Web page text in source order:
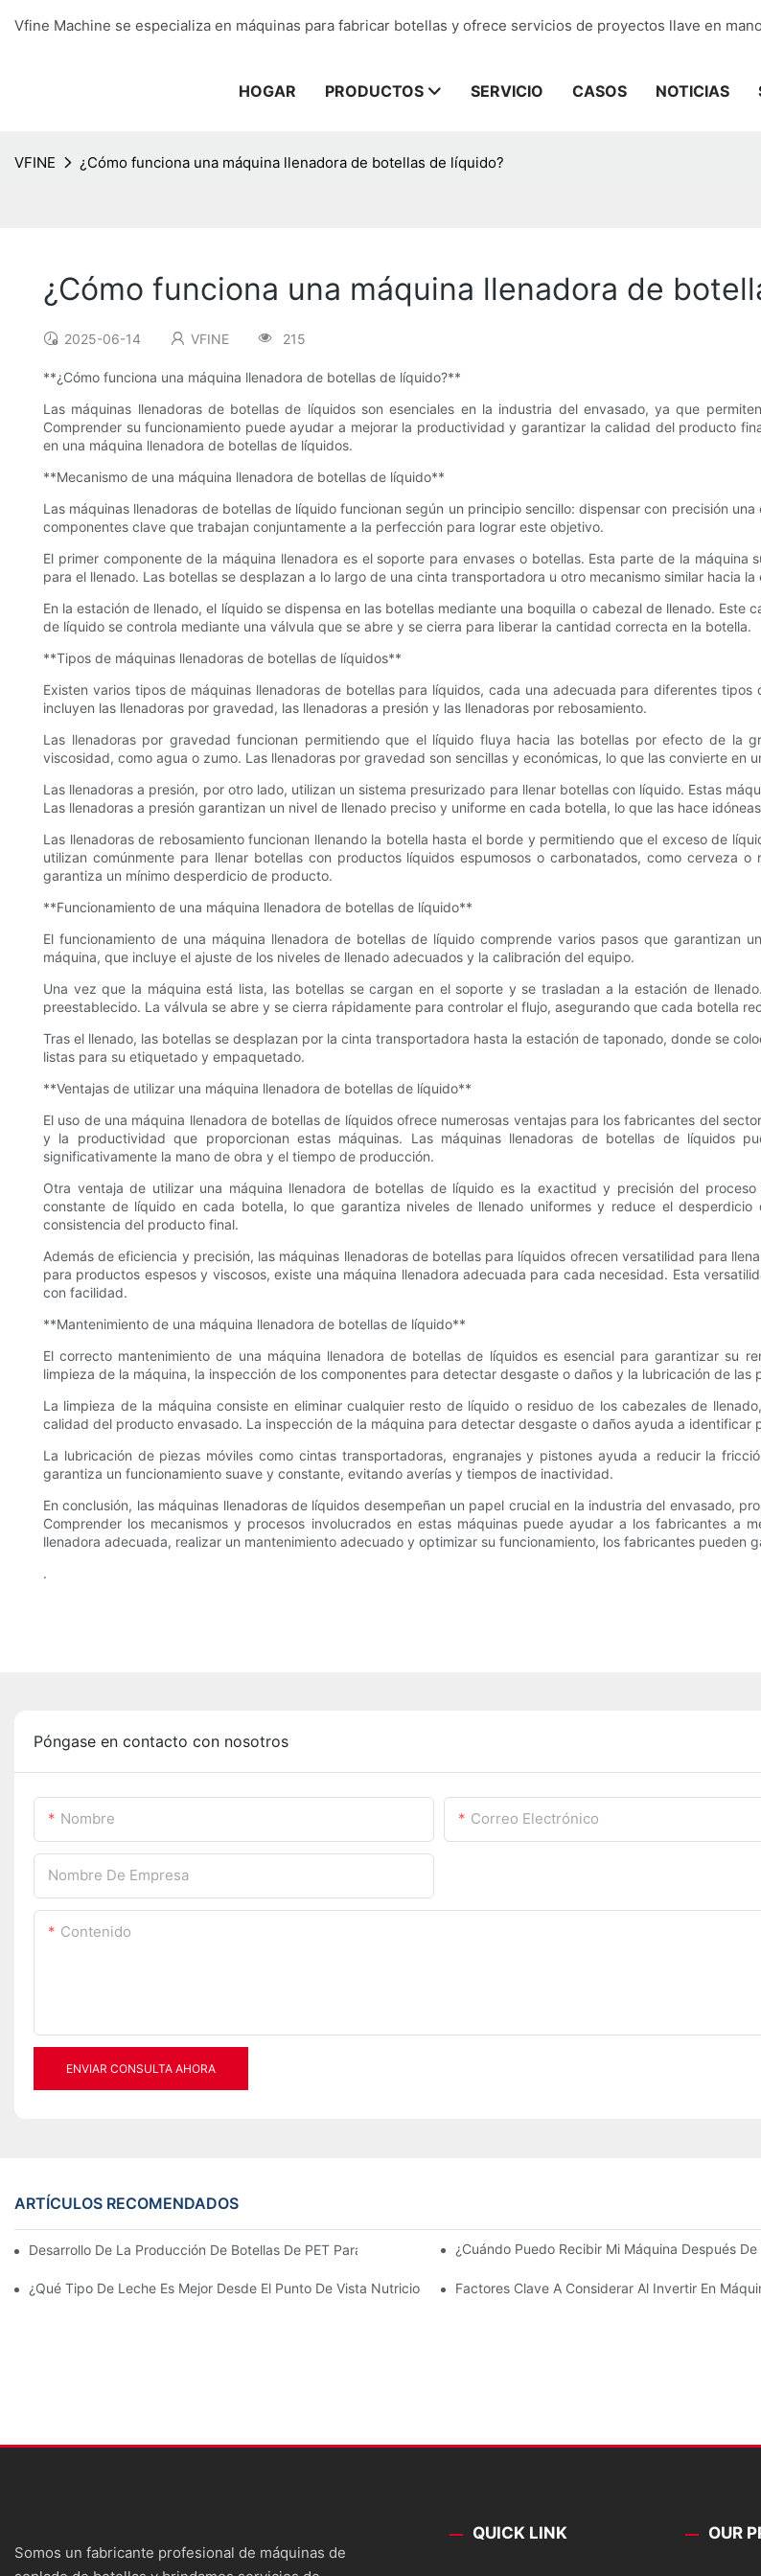
Vfine Machine se especializa en máquinas para fabricar botellas y ofrece servicios de proyectos llave en
HOGAR PRODUCTOS SERVICIO CASOS NOTICIAS
VFINE ¿Cómo funciona una máquina llenadora de botellas de líquido?
¿Cómo funciona una máquina llenadora de
2025-06-14 VFINE 215
**¿Cómo funciona una máquina llenadora de botellas de líquido?**
Las máquinas llenadoras de botellas de líquidos son esenciales en la industria del envasado, ya que
Comprender su funcionamiento puede ayudar a mejorar la productividad y garantizar la calidad del producto
en una máquina llenadora de botellas de líquidos.
**Mecanismo de una máquina llenadora de botellas de líquido**
Las máquinas llenadoras de botellas de líquido funcionan según un principio sencillo: dispensar con precisión
componentes clave que trabajan conjuntamente a la perfección para lograr este objetivo.
El primer componente de la máquina llenadora es el soporte para envases o botellas. Esta parte de la
para el llenado. Las botellas se desplazan a lo largo de una cinta transportadora u otro mecanismo similar hacia la
En la estación de llenado, el líquido se dispensa en las botellas mediante una boquilla o cabezal de llenado.
de líquido se controla mediante una válvula que se abre y se cierra para liberar la cantidad correcta en la botella.
**Tipos de máquinas llenadoras de botellas de líquidos**
Existen varios tipos de máquinas llenadoras de botellas para líquidos, cada una adecuada para diferentes
incluyen las llenadoras por gravedad, las llenadoras a presión y las llenadoras por rebosamiento.
Las llenadoras por gravedad funcionan permitiendo que el líquido fluya hacia las botellas por efecto de la
viscosidad, como agua o zumo. Las llenadoras por gravedad son sencillas y económicas, lo que las convierte en
Las llenadoras a presión, por otro lado, utilizan un sistema presurizado para llenar botellas con líquido. Estas
Las llenadoras a presión garantizan un nivel de llenado preciso y uniforme en cada botella, lo que las hace
Las llenadoras de rebosamiento funcionan llenando la botella hasta el borde y permitiendo que el exceso de
utilizan comúnmente para llenar botellas con productos líquidos espumosos o carbonatados, como cerveza
garantiza un mínimo desperdicio de producto.
**Funcionamiento de una máquina llenadora de botellas de líquido**
El funcionamiento de una máquina llenadora de botellas de líquido comprende varios pasos que garantizan
máquina, que incluye el ajuste de los niveles de llenado adecuados y la calibración del equipo.
Una vez que la máquina está lista, las botellas se cargan en el soporte y se trasladan a la estación de
preestablecido. La válvula se abre y se cierra rápidamente para controlar el flujo, asegurando que cada botella
Tras el llenado, las botellas se desplazan por la cinta transportadora hasta la estación de taponado, donde se
listas para su etiquetado y empaquetado.
**Ventajas de utilizar una máquina llenadora de botellas de líquido**
El uso de una máquina llenadora de botellas de líquidos ofrece numerosas ventajas para los fabricantes del
y la productividad que proporcionan estas máquinas. Las máquinas llenadoras de botellas de líquidos
significativamente la mano de obra y el tiempo de producción.
Otra ventaja de utilizar una máquina llenadora de botellas de líquido es la exactitud y precisión del
constante de líquido en cada botella, lo que garantiza niveles de llenado uniformes y reduce el
consistencia del producto final.
Además de eficiencia y precisión, las máquinas llenadoras de botellas para líquidos ofrecen versatilidad para
para productos espesos y viscosos, existe una máquina llenadora adecuada para cada necesidad. Esta
con facilidad.
**Mantenimiento de una máquina llenadora de botellas de líquido**
El correcto mantenimiento de una máquina llenadora de botellas de líquidos es esencial para garantizar su
limpieza de la máquina, la inspección de los componentes para detectar desgaste o daños y la lubricación de las
La limpieza de la máquina consiste en eliminar cualquier resto de líquido o residuo de los cabezales de
calidad del producto envasado. La inspección de la máquina para detectar desgaste o daños ayuda a identificar
La lubricación de piezas móviles como cintas transportadoras, engranajes y pistones ayuda a reducir la
garantiza un funcionamiento suave y constante, evitando averías y tiempos de inactividad.
En conclusión, las máquinas llenadoras de líquidos desempeñan un papel crucial en la industria del envasado,
Comprender los mecanismos y procesos involucrados en estas máquinas puede ayudar a los fabricantes a
llenadora adecuada, realizar un mantenimiento adecuado y optimizar su funcionamiento, los fabricantes pueden
.
Póngase en contacto con nosotros
Nombre Correo Electrónico
Nombre De Empresa
Contenido
ENVIAR CONSULTA AHORA
ARTÍCULOS RECOMENDADOS
Desarrollo De La Producción De Botellas De PET Para Cosméticos, Productos De Limpieza Y Medicamentos
¿Cuándo Puedo Recibir Mi Máquina Después De
¿Qué Tipo De Leche Es Mejor Desde El Punto De Vista Nutricional: La Leche Embotellada, La Leche En Bolsa O La
Factores Clave A Considerar Al Invertir En
Somos un fabricante profesional de máquinas de
QUICK LINK OUR